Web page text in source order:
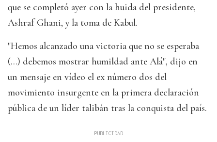
que se completó ayer con la huida del presidente,
Ashraf Ghani, y la toma de Kabul.
"Hemos alcanzado una victoria que no se esperaba
(...) debemos mostrar humildad ante Alá", dijo en
un mensaje en vídeo el ex número dos del
movimiento insurgente en la primera declaración
pública de un líder talibán tras la conquista del país.